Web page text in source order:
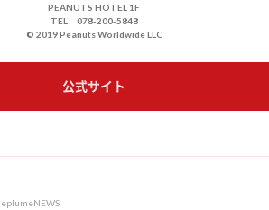
PEANUTS HOTEL 1F
TEL 078-200-5848
© 2019 Peanuts Worldwide LLC
公式サイト